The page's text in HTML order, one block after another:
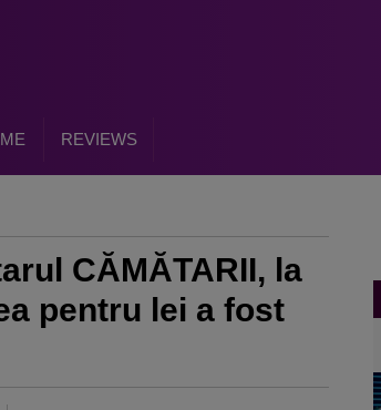
REVIEWS
CĂMĂTARII, la
pentru lei a fost